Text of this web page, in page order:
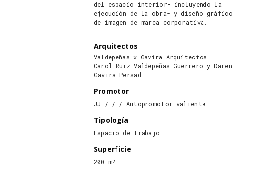
del espacio interior- incluyendo la
ejecución de la obra- y diseño gráfico
de imagen de marca corporativa.
Arquitectos
Valdepeñas x Gavira Arquitectos
Carol Ruiz-Valdepeñas Guerrero y Daren
Gavira Persad
Promotor
JJ / / / Autopromotor valiente
Tipología
Espacio de trabajo
Superficie
200 m2